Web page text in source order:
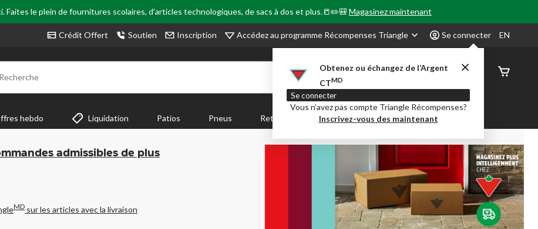
Faites le plein de fournitures scolaires, d'articles technologiques, de sacs à dos et plus.📒✏️🎒Magasinez maintenant
Crédit Offert Soutien Inscription Accédez au programme Récompenses Triangle Se connecter
Obtenez ou échangez de l’Argent
CTMD
Se connecter
Vous n’avez pas compte Triangle Récompenses?
Inscrivez-vous des maintenant
EN
Recherche
État de
hebdo Liquidation Patios Pneus Retour en Classe Party City Centre-auto
admissibles de plus
MD sur les articles avec la livraison